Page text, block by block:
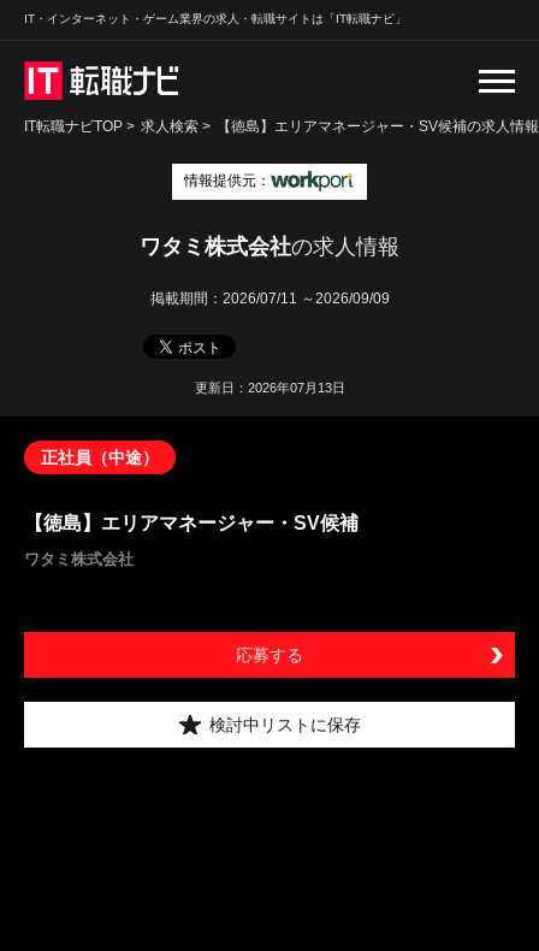
IT・インターネット・ゲーム業界の求人・転職サイトは「IT転職ナビ」
IT転職ナビTOP > 求人検索 > 【徳島】エリアマネージャー・SV候補の求人情
情報提供元：
ワタミ株式会社の求人情報
掲載期間： 2026/07/11 ～2026/09/09
更新日：2026年07月13日
正社員（中途）
【徳島】エリアマネージャー・SV候補
ワタミ株式会社
応募する
検討中リストに保存